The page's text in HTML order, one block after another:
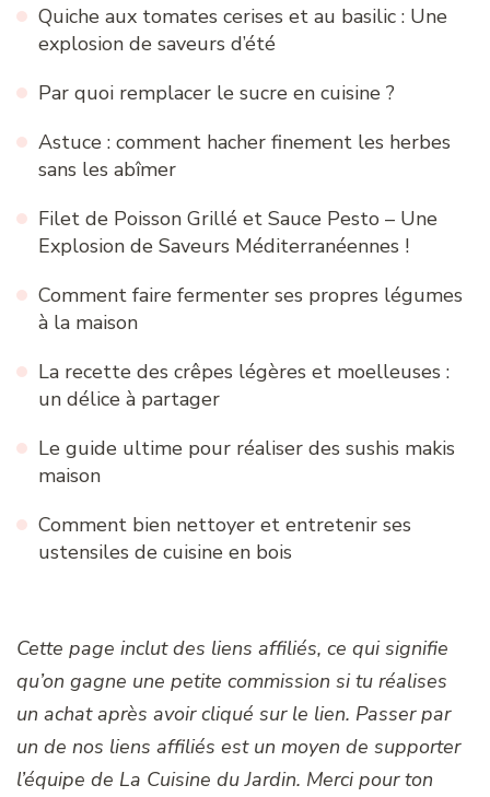
Quiche aux tomates cerises et au basilic : Une
explosion de saveurs d’été
Par quoi remplacer le sucre en cuisine ?
Astuce : comment hacher finement les herbes
sans les abîmer
Filet de Poisson Grillé et Sauce Pesto – Une
Explosion de Saveurs Méditerranéennes !
Comment faire fermenter ses propres légumes
à la maison
La recette des crêpes légères et moelleuses :
un délice à partager
Le guide ultime pour réaliser des sushis makis
maison
Comment bien nettoyer et entretenir ses
ustensiles de cuisine en bois
Cette page inclut des liens affiliés, ce qui signifie
qu’on gagne une petite commission si tu réalises
un achat après avoir cliqué sur le lien. Passer par
un de nos liens affiliés est un moyen de supporter
l’équipe de La Cuisine du Jardin. Merci pour ton